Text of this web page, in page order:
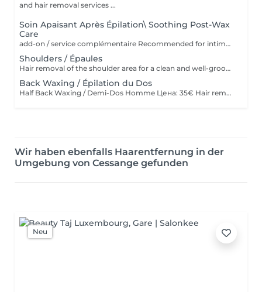
and hair removal services ...
Soin Apaisant Après Épilation\ Soothing Post-Wax
Care
add-on / service complémentaire Recommended for intimate areas, underarms and sensitive skin. * Recommandé pour le maillot, les aisselles et les peaux sensibles. Service complémentaire à ajouter après une épilation à la cire. Idéal pour les peaux sensibles ou sujettes aux rougeurs. Application d'un masque apaisant et d'une poudre anti-stress pour calmer la peau, réduire l'inconfort et laisser la peau douce et protégée Add-on service after waxing. Ideal for sensitive skin or skin prone to redness and irritation. Includes the application of a soothing mask and anti-stress powder to calm the skin, reduce discomfort, and leave it soft and protected.
Shoulders / Épaules
Hair removal of the shoulder area for a clean and well-groomed appearance. Épilation des épaules pour un résultat propre et soigné.
Back Waxing / Épilation du Dos
Half Back Waxing / Demi-Dos Homme Цена: 35€ Hair removal of the upper or lower back for a clean and well-groomed appearance. Épilation du haut ou du bas du dos pour un résultat propre et soigné. Full Back Waxing / Dos Complet Homme Цена: 58€ Hair removal of the entire back, including upper and lower back, for smooth and long-lasting results. Épilation complète du dos, incluant le haut et le bas du dos, pour un résultat lisse et durable.
Wir haben ebenfalls Haarentfernung in der
Umgebung von Cessange gefunden
Neu